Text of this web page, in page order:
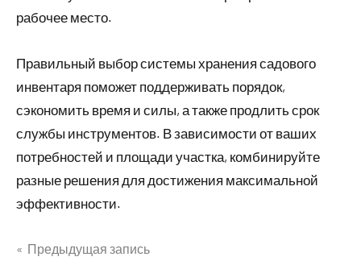
рабочее место.
Правильный выбор системы хранения садового
инвентаря поможет поддерживать порядок,
сэкономить время и силы, а также продлить срок
службы инструментов. В зависимости от ваших
потребностей и площади участка, комбинируйте
разные решения для достижения максимальной
эффективности.
Предыдущая запись